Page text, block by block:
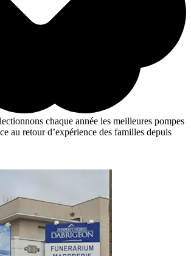
chaque année les meilleures pompes
au retour d’expérience des familles depuis